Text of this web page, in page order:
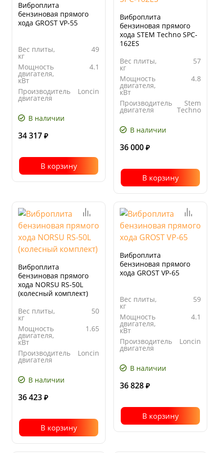
Виброплита
бензиновая прямого
хода GROST VP-55
Вес плиты,
кг
49
Мощность
двигателя,
кВт
4.1
Производитель
двигателя
Loncin
основания
плиты, мм
В наличии
34 317 ₽
В корзину
Виброплита
бензиновая прямого
хода STEM Techno SPC-
162ES
Вес плиты,
кг
57
Мощность
двигателя,
кВт
4.8
Производитель
двигателя
Stem
Techno
основания
плиты, мм
В наличии
36 000 ₽
В корзину
Виброплита
бензиновая прямого
хода NORSU RS-50L
(колесный комплект)
Вес плиты,
кг
50
Мощность
двигателя,
кВт
1.65
Производитель
двигателя
Loncin
плиты
основания,
В наличии
36 423 ₽
В корзину
Виброплита
бензиновая прямого
хода GROST VP-65
Вес плиты,
кг
59
Мощность
двигателя,
кВт
4.1
Производитель
двигателя
Loncin
основания
плиты, мм
В наличии
36 828 ₽
В корзину